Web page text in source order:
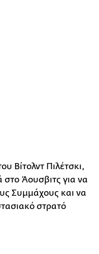
Βίτολντ Πιλέτσκι,
στο Άουσβιτς για να
Συμμάχους και να
στρατό